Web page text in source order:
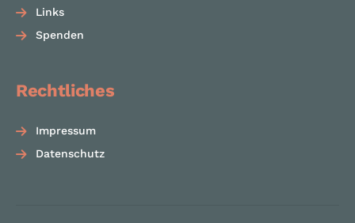
Links
Spenden
Rechtliches
Impressum
Datenschutz